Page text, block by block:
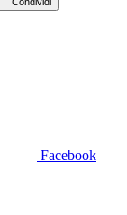
Facebook